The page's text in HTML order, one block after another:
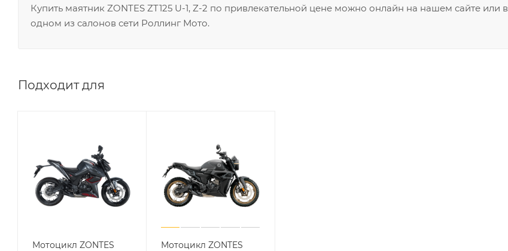
Купить маятник ZONTES ZT125 U-1, Z-2 по привлекательной цене можно онлайн на нашем сайте или в
одном из салонов сети Роллинг Мото.
Подходит для
Мотоцикл ZONTES
Мотоцикл ZONTES